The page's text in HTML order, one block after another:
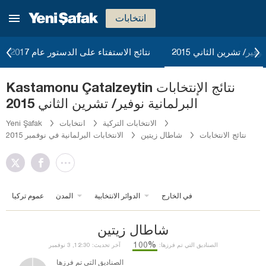
انتخابات
نتائج الاستفتاء على الدستور عام 2017 تشرين الثاني 2015
Kastamonu Çatalzeytin نتائج الإنتخابات
البرلمانية نوفير/ تشرين الثاني 2015
Yeni Şafak انتخابات
الانتخابات التركية
الانتخابات البرلمانية في نوفمبر 2015
شاطال زيتين نتائج الانتخابات
عموم تركيا المدن الدوائر الانتخابية في الخارج
شاطال زيتين
آخر تحديث: 12:30, 3 نوفمبر الصناديق التي تم فرزها: %100
الصناديق التي تم فرزها